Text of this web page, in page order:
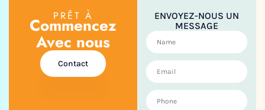
PRÊT À
Commencez
Avec nous
Contact
ENVOYEZ-NOUS UN
MESSAGE